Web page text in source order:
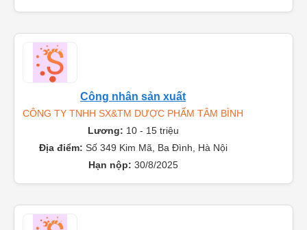
Công nhân sản xuất
CÔNG TY TNHH SX&TM DƯỢC PHẨM TÂM BÌNH
Lương: 10 - 15 triệu
Địa điểm: Số 349 Kim Mã, Ba Đình, Hà Nội
Hạn nộp: 30/8/2025